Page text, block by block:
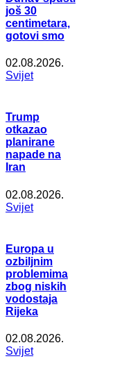
još 30
centimetara,
gotovi smo
02.08.2026.
Svijet
Trump
otkazao
planirane
napade na
Iran
02.08.2026.
Svijet
Europa u
ozbiljnim
problemima
zbog niskih
vodostaja
Rijeka
02.08.2026.
Svijet